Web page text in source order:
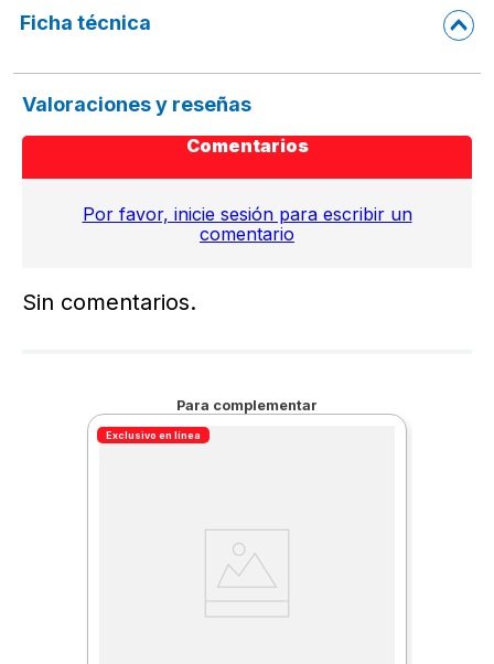
Ficha técnica
Valoraciones y reseñas
Comentarios
Por favor, inicie sesión para escribir un
comentario
Sin comentarios.
Para complementar
Exclusivo en línea